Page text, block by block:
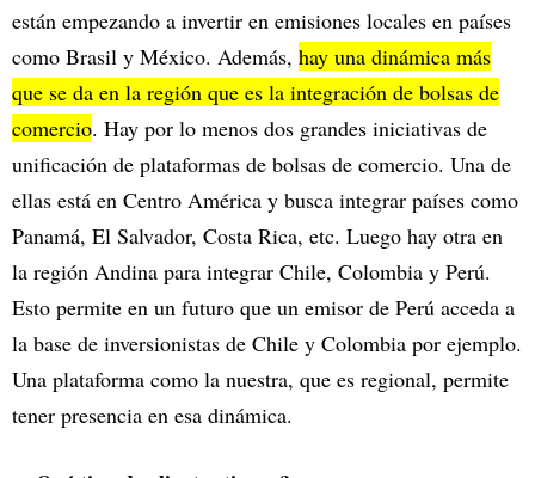
están empezando a invertir en emisiones locales en países
como Brasil y México. Además, hay una dinámica más
que se da en la región que es la integración de bolsas de
comercio. Hay por lo menos dos grandes iniciativas de
unificación de plataformas de bolsas de comercio. Una de
ellas está en Centro América y busca integrar países como
Panamá, El Salvador, Costa Rica, etc. Luego hay otra en
la región Andina para integrar Chile, Colombia y Perú.
Esto permite en un futuro que un emisor de Perú acceda a
la base de inversionistas de Chile y Colombia por ejemplo.
Una plataforma como la nuestra, que es regional, permite
tener presencia en esa dinámica.